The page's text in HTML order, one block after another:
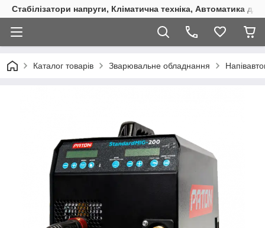
Стабілізатори напруги, Кліматична техніка, Автоматика
Каталог товарів Зварювальне обладнання